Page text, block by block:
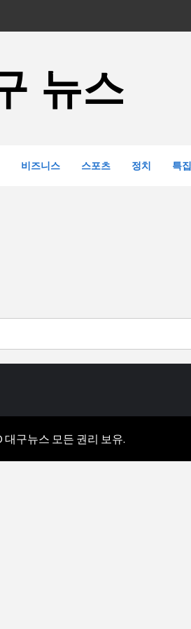
뉴스
비즈니스 스포츠 정치 특집
구뉴스 모든 권리 보유.